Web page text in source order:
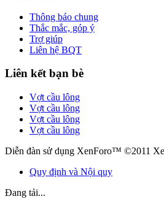
Thông báo chung
Thắc mắc, góp ý
Trợ giúp
Liên hệ BQT
Liên kết bạn bè
Vợt cầu lông
Vợt cầu lông
Vợt cầu lông
Vợt cầu lông
Diễn đàn sử dụng XenForo™ ©2011
Quy định và Nội quy
Đang tải...